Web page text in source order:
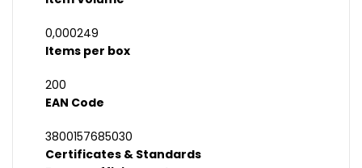
0,000249
Items per box
200
EAN Code
3800157685030
Certificates & Standards